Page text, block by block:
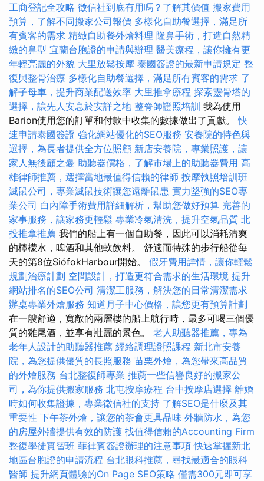
工商登記全攻略 徵信社到底有用嗎？了解其價值 搬家費用
預算，了解不同搬家公司報價 多樣化自助餐選擇，滿足所
有賓客的需求 精緻自助餐外燴料理 隆鼻手術，打造自然精
緻的鼻型 宜蘭台胞證的申請與辦理 醫美療程，讓你擁有更
年輕亮麗的外貌 大里放鬆按摩 泰國簽證的最新申請規定 整
復與整骨治療 多樣化自助餐選擇，滿足所有賓客的需求 了
解子母車，提升商業配送效率 大里推拿療程 探索靈骨塔的
選擇，讓先人安息於安詳之地 整脊師證照培訓 我為使用
Barion使用您的訂單和付款中收集的數據做出了貢獻。快
速申請泰國簽證 強化網站優化的SEO服務 安養院的特色與
選擇，為長者提供全方位照顧 新店安養院，專業照護，讓
家人無後顧之憂 助聽器價格，了解市場上的助聽器費用 高
雄律師推薦，選擇當地最值得信賴的律師 按摩執照培訓班
滅鼠公司，專業滅鼠技術讓您遠離鼠患 實力堅強的SEO專
業公司 白內障手術費用詳細解析，幫助您做好預算 完善的
家事服務，讓家務更輕鬆 專業冷氣清洗，提升空氣品質 北
投推拿推薦 我們的船上有一個自助餐，因此可以消耗清爽
的檸檬水，啤酒和其他軟飲料。 舒適而特殊的步行船從每
天的第8位SiófokHarbour開始。 假牙費用詳情，讓你輕鬆
規劃治療計劃 空間設計，打造更符合需求的生活環境 提升
網站排名的SEO公司 清潔工服務，解決您的日常清潔需求
辦桌專業外燴服務 知道月子中心價格，讓您更有預算計劃
在一艘舒適，寬敞的兩層樓的船上航行時，最多可喝三個優
質的雞尾酒，並享有壯麗的景色。 老人助聽器推薦，專為
老年人設計的助聽器推薦 經絡調理證照課程 新北市安養
院，為您提供優質的長照服務 苗栗外燴，為您帶來高品質
的外燴服務 台北整復師專業 推薦一些信譽良好的搬家公
司，為你提供搬家服務 北屯按摩療程 台中按摩店選擇 離婚
時如何收集證據，專業徵信社的支持 了解SEO是什麼及其
重要性 下午茶外燴，讓您的茶會更具品味 外牆防水，為您
的房屋外牆提供有效的防護 找值得信賴的Accounting Firm
整復學徒實習班 菲律賓簽證辦理的注意事項 快速掌握新北
地區台胞證的申請流程 台北眼科推薦，尋找最適合的眼科
醫師 提升網頁體驗的On Page SEO策略 僅需300元即可享